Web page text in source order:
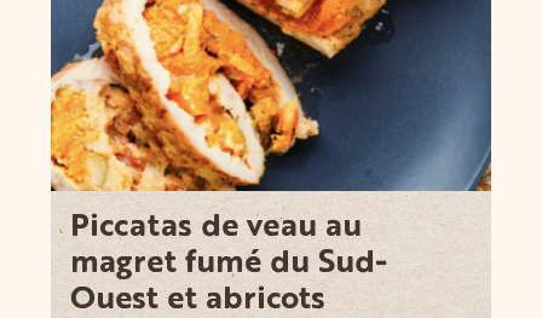
Piccatas de veau au
magret fumé du Sud-
Ouest et abricots